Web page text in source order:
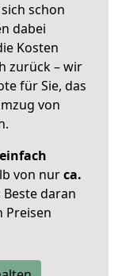
schon
dabei
Kosten
zurück – wir
für Sie, das
von
von nurca.
daran
Preisen